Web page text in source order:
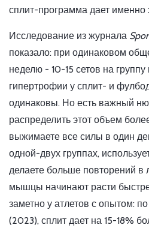
сплит-программа дает именно
Исследование из журнала
показало: при одинаковом
неделю - 10-15 сетов на
гипертрофии у сплит- и
одинаковы. Но есть важный
распределить этот объем
выжимаете все силы в один
одной-двух группах,
делаете больше повторений в
мышцы начинают расти
заметно у атлетов с опытом:
(2023), сплит дает на 15-18%